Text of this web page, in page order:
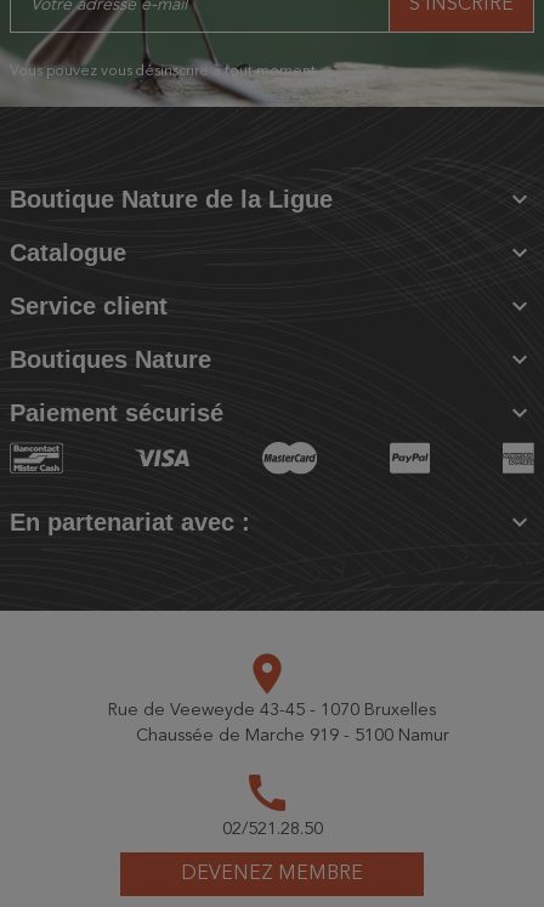
Vous pouvez vous désinscrire à tout moment.
Boutique Nature de la Ligue 
Catalogue 
Service client 
Boutiques Nature 
Paiement sécurisé 
En partenariat avec : 
DEVENEZ MEMBRE
place
Rue de Veeweyde 43-45 - 1070 Bruxelles
Chaussée de Marche 919 - 5100 Namur
call
02/521.28.50